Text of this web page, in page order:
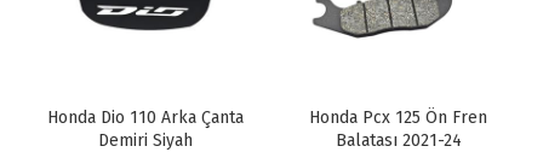
Honda Dio 110 Arka Çanta
Demiri Siyah
Honda Pcx 125 Ön Fren
Balatası 2021-24